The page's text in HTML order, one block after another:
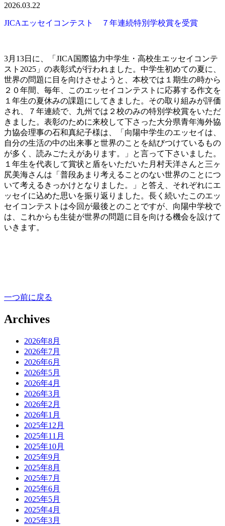
2026.03.22
JICAエッセイコンテスト ７年連続特別学校賞を受賞
3月13日に、「JICA国際協力中学生・高校生エッセイコンテ
スト2025」の表彰式が行われました。中学生初めての夏に、
世界の問題に目を向けさせようと、本校では１期生の時から
２０年間、毎年、このエッセイコンテストに応募する作文を
１年生の夏休みの課題にしてきました。その取り組みが評価
され、７年連続で、九州では２校のみの特別学校賞をいただ
きました。表彰のために来校して下さった大分県青年海外協
力協会理事の石和真紀子様は、「向陽中学生のエッセイは、
自分の生活の中の出来事と世界のことを結びつけているもの
が多く、読みごたえがあります。」と言って下さいました。
１年生を代表して賞状と盾をいただいた月村天洋さんと三ヶ
尻美海さんは「普段あまり考えることのない世界のことにつ
いて考えるきっかけとなりました。」と答え、それぞれにエ
ッセイに込めた思いを振り返りました。長く続いたこのエッ
セイコンテストは今回が最後とのことですが、向陽中学校で
は、これからも生徒が世界の問題に目を向ける機会を設けて
いきます。
一つ前に戻る
Archives
2026年8月
2026年7月
2026年6月
2026年5月
2026年4月
2026年3月
2026年2月
2026年1月
2025年12月
2025年11月
2025年10月
2025年9月
2025年8月
2025年7月
2025年6月
2025年5月
2025年4月
2025年3月